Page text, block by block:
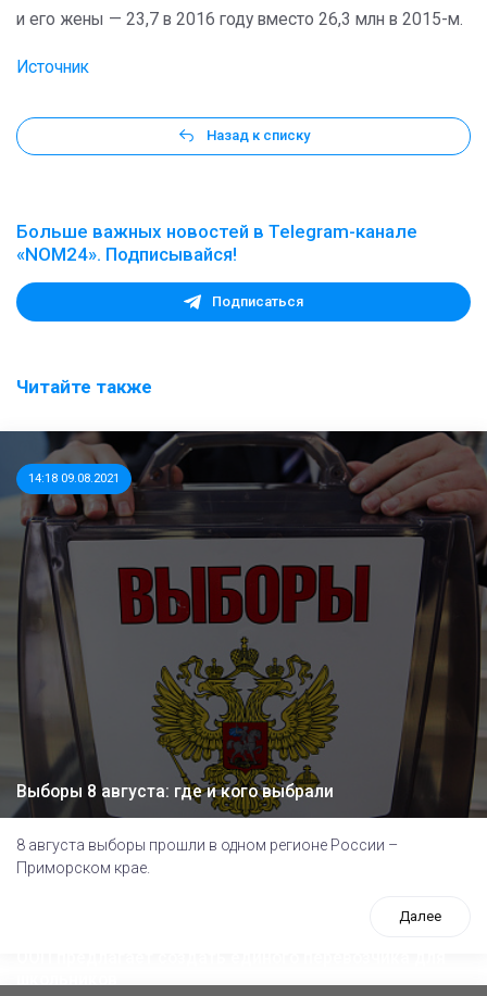
и его жены — 23,7 в 2016 году вместо 26,3 млн в 2015-м.
Источник
Назад к списку
Больше важных новостей в Telegram-канале
«NOM24». Подписывайся!
Подписаться
Читайте также
14:18 09.08.2021
Выборы 8 августа: где и кого выбрали
8 августа выборы прошли в одном регионе России –
Приморском крае.
Далее